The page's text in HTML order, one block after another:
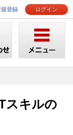
登録 ログイン
スキルの